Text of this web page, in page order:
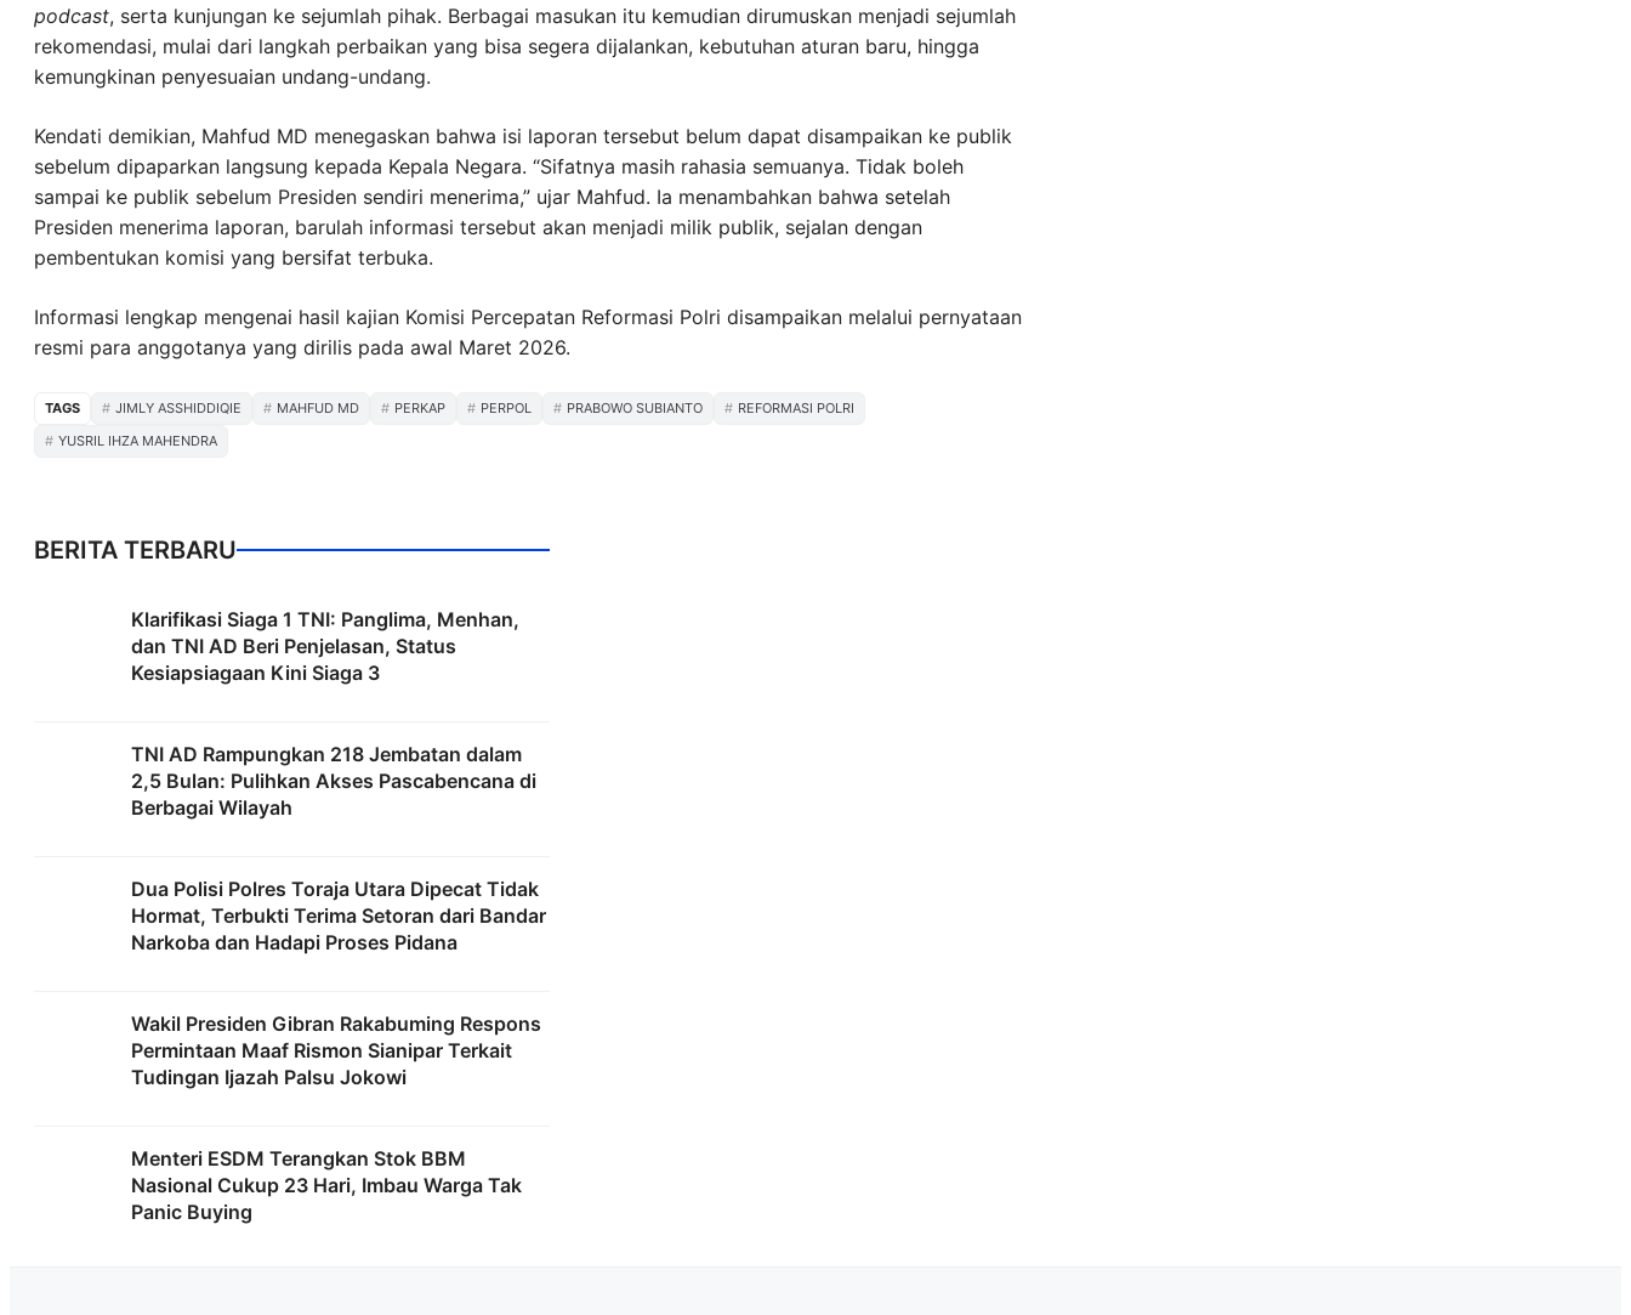
podcast, serta kunjungan ke sejumlah pihak. Berbagai masukan itu kemudian dirumuskan menjadi sejumlah
rekomendasi, mulai dari langkah perbaikan yang bisa segera dijalankan, kebutuhan aturan baru, hingga
kemungkinan penyesuaian undang-undang.
Kendati demikian, Mahfud MD menegaskan bahwa isi laporan tersebut belum dapat disampaikan ke publik
sebelum dipaparkan langsung kepada Kepala Negara. “Sifatnya masih rahasia semuanya. Tidak boleh
sampai ke publik sebelum Presiden sendiri menerima,” ujar Mahfud. Ia menambahkan bahwa setelah
Presiden menerima laporan, barulah informasi tersebut akan menjadi milik publik, sejalan dengan
pembentukan komisi yang bersifat terbuka.
Informasi lengkap mengenai hasil kajian Komisi Percepatan Reformasi Polri disampaikan melalui pernyataan
resmi para anggotanya yang dirilis pada awal Maret 2026.
TAGS JIMLY ASSHIDDIQIE MAHFUD MD PERKAP PERPOL PRABOWO SUBIANTO
REFORMASI POLRI
YUSRIL IHZA MAHENDRA
BERITA TERBARU
Klarifikasi Siaga 1 TNI: Panglima, Menhan,
dan TNI AD Beri Penjelasan, Status
Kesiapsiagaan Kini Siaga 3
TNI AD Rampungkan 218 Jembatan dalam
2,5 Bulan: Pulihkan Akses Pascabencana di
Berbagai Wilayah
Dua Polisi Polres Toraja Utara Dipecat Tidak
Hormat, Terbukti Terima Setoran dari Bandar
Narkoba dan Hadapi Proses Pidana
Wakil Presiden Gibran Rakabuming Respons
Permintaan Maaf Rismon Sianipar Terkait
Tudingan Ijazah Palsu Jokowi
Menteri ESDM Terangkan Stok BBM
Nasional Cukup 23 Hari, Imbau Warga Tak
Panic Buying